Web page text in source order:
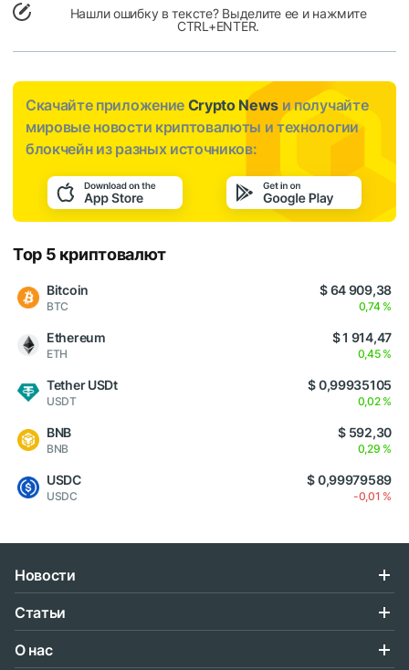
Нашли ошибку в тексте? Выделите ее и нажмите
CTRL+ENTER.
Скачайте приложение Crypto News и получайте
мировые новости криптовалюты и технологии
блокчейн из разных источников:
Top 5 криптовалют
Bitcoin
BTC
$ 64 909,38
0,74 %
Ethereum
ETH
$ 1 914,47
0,45 %
Tether USDt
USDT
$ 0,99935105
0,02 %
BNB
BNB
$ 592,30
0,29 %
USDC
USDC
$ 0,99979589
-0,01 %
Новости
Статьи
О нас